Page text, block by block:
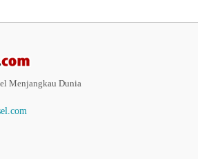
Menjangkau Dunia